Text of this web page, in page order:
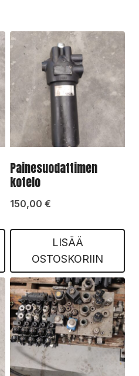
Painesuodattimen
kotelo
150,00 €
LISÄÄ
OSTOSKORIIN